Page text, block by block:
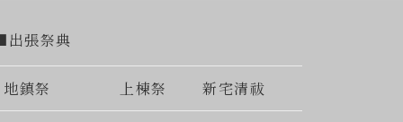
出張祭典
地鎮祭 上棟祭 新宅清祓